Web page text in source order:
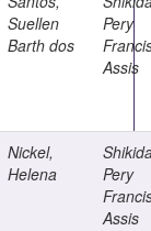
Suellen
Barth dos
Pery
Assis
Nickel,
Helena
Pery
Assis